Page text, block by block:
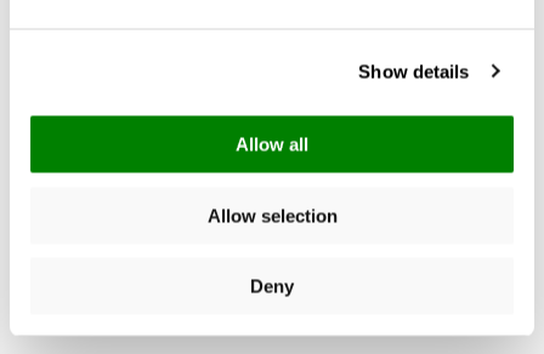
Show details
Allow all
Allow selection
Deny